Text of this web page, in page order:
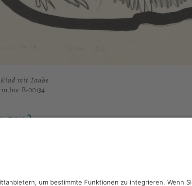
Kind mit Taube
Inv.: B-00134